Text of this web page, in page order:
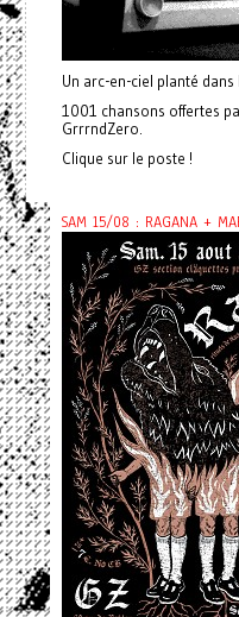
Un arc-en-ciel planté dans
1001 chansons offertes
GrrrndZero.
Clique sur le poste !
SAM 15/08 : RAGANA +